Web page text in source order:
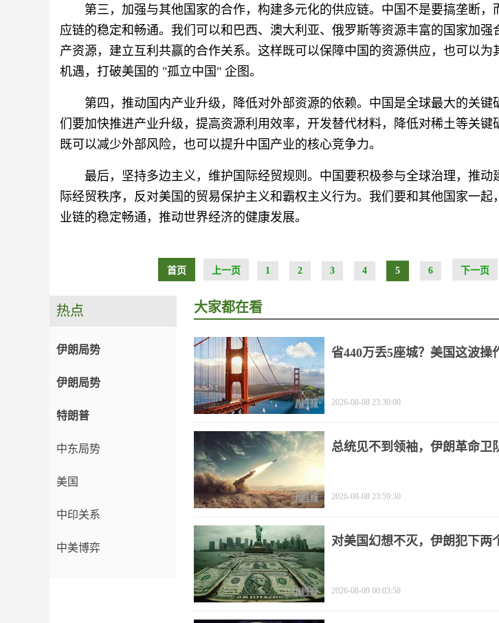
第三，加强与其他国家的合作，构建多元化的供应链。中国不是要搞垄断，
应链的稳定和畅通。我们可以和巴西、澳大利亚、俄罗斯等资源丰富的国家加强
产资源，建立互利共赢的合作关系。这样既可以保障中国的资源供应，也可以为
机遇，打破美国的 "孤立中国" 企图。
第四，推动国内产业升级，降低对外部资源的依赖。中国是全球最大的关键
们要加快推进产业升级，提高资源利用效率，开发替代材料，降低对稀土等关键
既可以减少外部风险，也可以提升中国产业的核心竞争力。
最后，坚持多边主义，维护国际经贸规则。中国要积极参与全球治理，推动
际经贸秩序，反对美国的贸易保护主义和霸权主义行为。我们要和其他国家一起
业链的稳定畅通，推动世界经济的健康发展。
首页 上一页 1 2 3 4 5 6 下一页
热点
伊朗局势
伊朗局势
特朗普
中东局势
美国
中印关系
中美博弈
大家都在看
省440万丢5座城？美国这波操
2026-08-08 23:30:00
总统见不到领袖，伊朗革命卫
2026-08-08 23:59:30
对美国幻想不灭，伊朗犯下两
2026-08-09 00:03:58